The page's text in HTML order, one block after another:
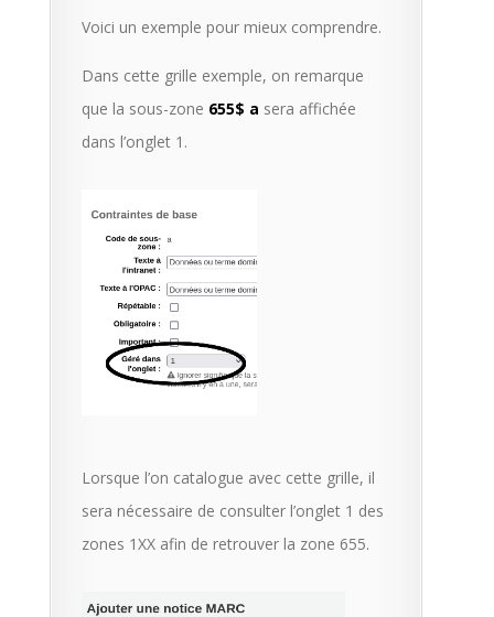
Voici un exemple pour mieux comprendre.
Dans cette grille exemple, on remarque
que la sous-zone 655$ a sera affichée
dans l’onglet 1.
Lorsque l’on catalogue avec cette grille, il
sera nécessaire de consulter l’onglet 1 des
zones 1XX afin de retrouver la zone 655.